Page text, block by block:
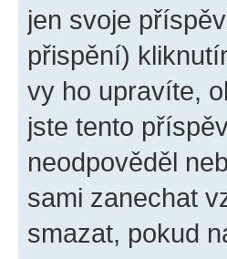
jen svoje
přispění)
vy ho upravíte,
jste tento
neodpověděl
sami zanechat
smazat, pokud